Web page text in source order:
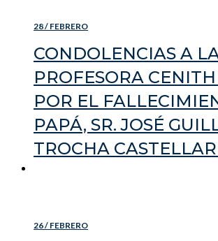
28 / FEBRERO
CONDOLENCIAS A
PROFESORA
POR EL
PAPÁ, SR. JOSÉ
TROCHA CASTELLAR
26 / FEBRERO